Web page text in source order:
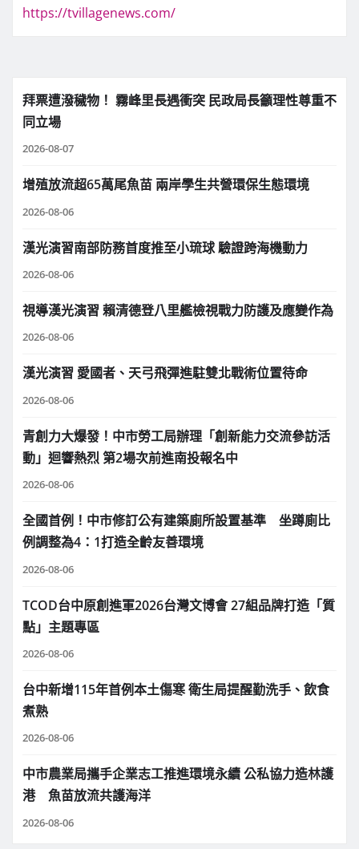
https://tvillagenews.com/
拜票遭潑穢物！ 霧峰里長遇衝突 民政局長籲理性尊重不
同立場
2026-08-07
增殖放流超65萬尾魚苗 兩岸學生共營環保生態環境
2026-08-06
漢光演習南部防務首度推至小琉球 驗證跨海機動力
2026-08-06
視導漢光演習 賴清德登八里艦檢視戰力防護及應變作為
2026-08-06
漢光演習 愛國者、天弓飛彈進駐雙北戰術位置待命
2026-08-06
青創力大爆發！中市勞工局辦理「創新能力交流參訪活
動」迴響熱烈 第2場次前進南投報名中
2026-08-06
全國首例！中市修訂公有建築廁所設置基準 坐蹲廁比
例調整為4：1打造全齡友善環境
2026-08-06
TCOD台中原創進軍2026台灣文博會 27組品牌打造「質
點」主題專區
2026-08-06
台中新增115年首例本土傷寒 衛生局提醒勤洗手、飲食
煮熟
2026-08-06
中市農業局攜手企業志工推進環境永續 公私協力造林護
港 魚苗放流共護海洋
2026-08-06